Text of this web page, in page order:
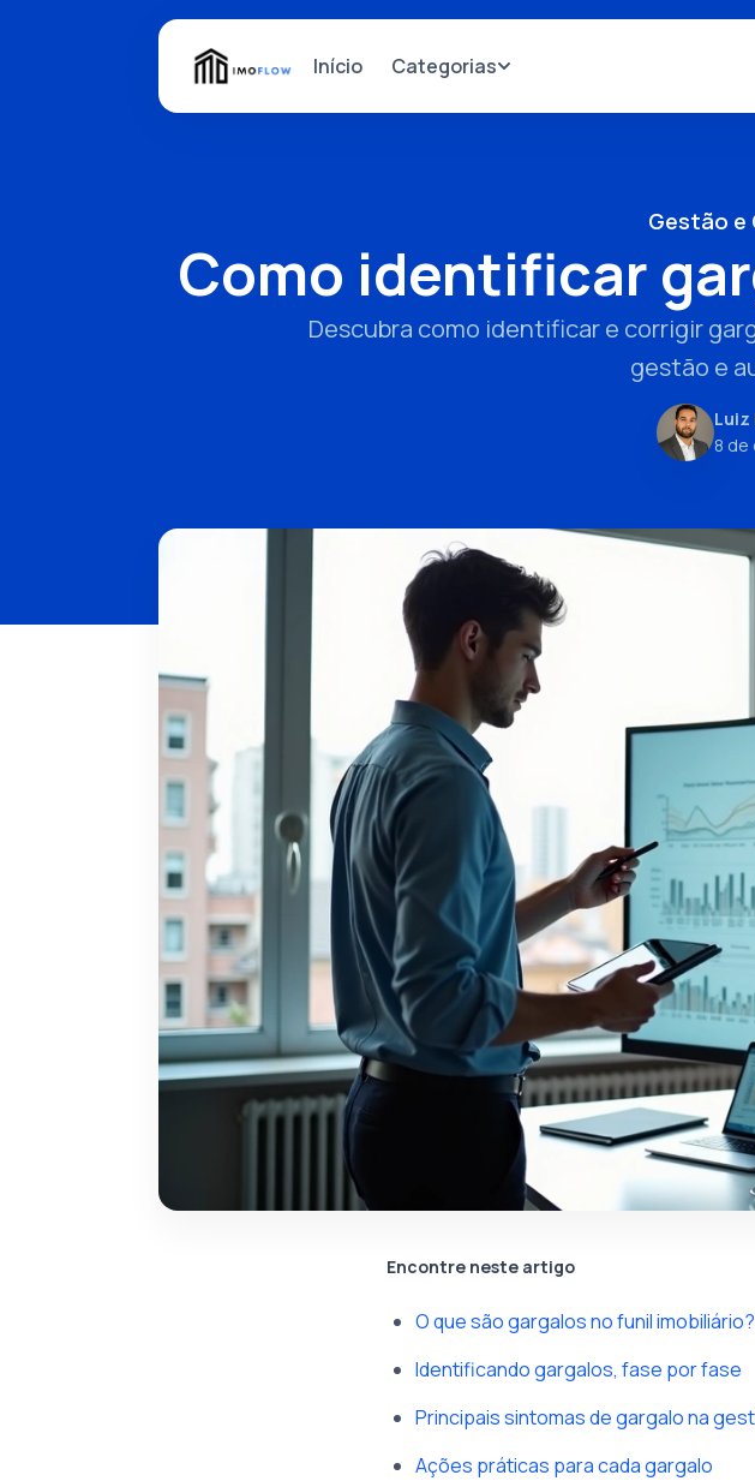
Início Categorias
Gestão e
Como identificar
Descubra como identificar e corrigir
gestão e
Luiz
8 de
Encontre neste artigo
O que são gargalos no funil imobiliário?
Identificando gargalos, fase por fase
Principais sintomas de gargalo na
Ações práticas para cada gargalo